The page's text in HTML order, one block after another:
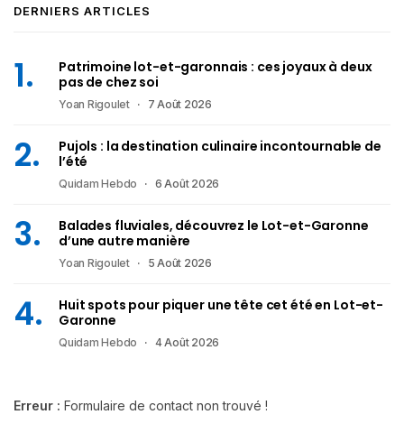
DERNIERS ARTICLES
Patrimoine lot-et-garonnais : ces joyaux à deux
pas de chez soi
Yoan Rigoulet 7 Août 2026
Pujols : la destination culinaire incontournable de
l’été
Quidam Hebdo 6 Août 2026
Balades fluviales, découvrez le Lot-et-Garonne
d’une autre manière
Yoan Rigoulet 5 Août 2026
Huit spots pour piquer une tête cet été en Lot-et-
Garonne
Quidam Hebdo 4 Août 2026
Erreur : Formulaire de contact non trouvé !